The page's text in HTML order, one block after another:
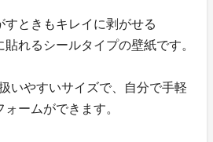
すときもキレイに剥がせる
れるシールタイプの壁紙です。
いやすいサイズで、自分で手軽
ームができます。